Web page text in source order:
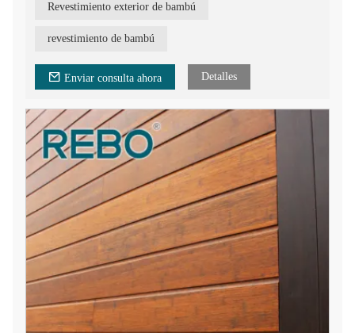
20 años de experiencia en tecnología de prensado en caliente
Revestimiento exterior de bambú
revestimiento de bambú
Enviar consulta ahora Detalles